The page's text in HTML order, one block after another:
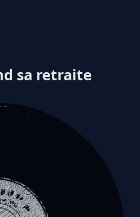
sa retraite